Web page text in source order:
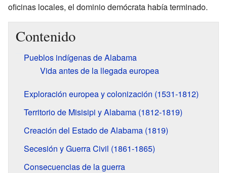
oficinas locales, el dominio demócrata había terminado.
Contenido
Pueblos indígenas de Alabama
Vida antes de la llegada europea
Exploración europea y colonización (1531-1812)
Territorio de Misisipi y Alabama (1812-1819)
Creación del Estado de Alabama (1819)
Secesión y Guerra Civil (1861-1865)
Consecuencias de la guerra